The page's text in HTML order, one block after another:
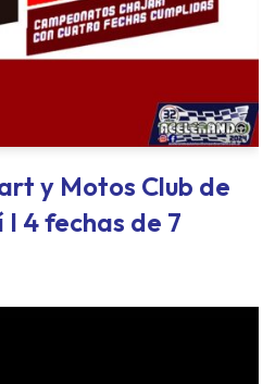
y Motos Club de
4 fechas de 7